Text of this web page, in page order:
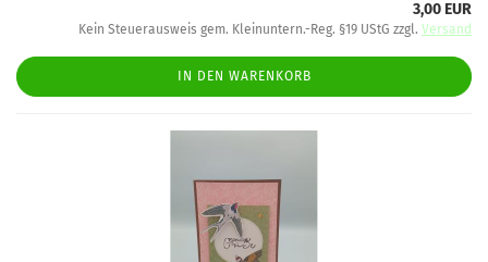
3,00 EUR
Kein Steuerausweis gem. Kleinuntern.-Reg. §19 UStG zzgl. Versand
IN DEN WARENKORB